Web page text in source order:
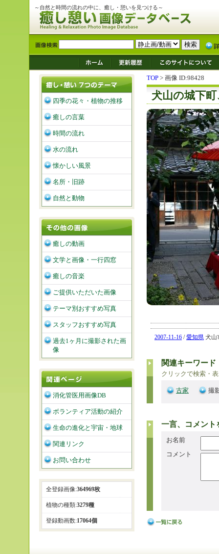
～自然と時間の流れの中に、癒し・憩いを見つける～
TOP > 画像 ID:98428
犬山の城下
2007-11-16 /愛知県 犬山
関連キーワード
クリックで検索・
古家 撮
一言、コメント
お名前
コメント
四季の花々・植物の推移
癒しの言葉
時間の流れ
水の流れ
懐かしい風景
名所・旧跡
自然と動物
癒しの動画
文学と画像・一行四窓
癒しの音楽
ご提供いただいた画像
テーマ別おすすめ写真
スタッフおすすめ写真
過去1ヶ月に撮影された画
像
消化管医用画像DB
ボランティア活動の紹介
生命の進化と宇宙・地球
関連リンク
お問い合わせ
全登録画像:364969枚
植物の種類:3279種
登録動画数:17064個